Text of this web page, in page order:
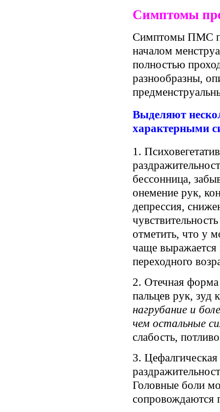
Симптомы
Симптомы ПМС
началом
полностью
разнообразны,
Выделяют
характерными
1.
бессонница,
онемение рук,
депрессия,
отметить, что у
чаще выражается
переходного
2. Отечная
пальцев рук, зуд
нагрубание и
чем остальные
слабость,
3.
Головные боли
сопровождаются